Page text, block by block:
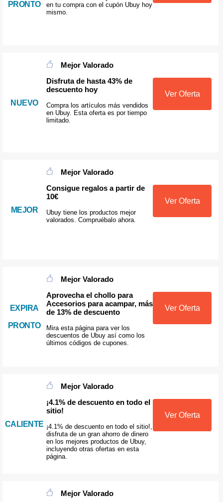
PRONTO
en tu compra con el cupón Ubuy hoy
mismo.
NUEVO
Mejor Valorado
Disfruta de hasta 43% de
descuento hoy
Compra los artículos más vendidos
en Ubuy. Esta oferta es por tiempo
limitado.
Ver Oferta
MEJOR
Mejor Valorado
Consigue regalos a partir de
10€
Ubuy tiene los productos mejor
valorados. Compruébalo ahora.
Ver Oferta
EXPIRA
PRONTO
Mejor Valorado
Aprovecha el chollo para
Accesorios para acampar, más
de 13% de descuento
Mira esta página para ver los
descuentos de Ubuy así como los
últimos códigos de cupones.
Ver Oferta
CALIENTE
Mejor Valorado
¡4.1% de descuento en todo el
sitio!
¡4.1% de descuento en todo el sitio!,
disfruta de un gran ahorro de dinero
en los mejores productos de Ubuy,
incluyendo otras ofertas en esta
página.
Ver Oferta
Mejor Valorado